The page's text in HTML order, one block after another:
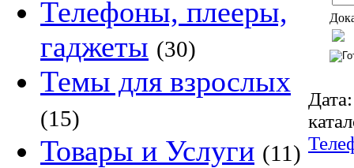
Телефоны, плееры,
гаджеты (30)
Темы для взрослых
(15)
Товары и Услуги (11)
Дата: